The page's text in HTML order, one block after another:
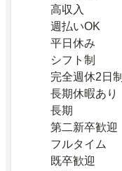
高収入
週払いOK
平日休み
シフト制
完全週休2日制
長期休暇あり
長期
第二新卒歓迎
フルタイム
既卒歓迎